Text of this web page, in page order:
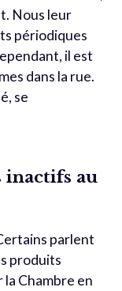
Nous leur
périodiques
il est
dans la rue.
se
inactifs au
parlent
produits
Chambre en